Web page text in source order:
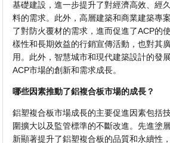
基礎建設，進一步提升了對經濟高效、經
料的需求。此外，高層建築和商業建築專
了對防火覆材的需求，進而促進了ACP的
樣性和長期效益的行銷宣傳活動，也對其
用。此外，智慧城市和現代建築設計的發
ACP市場的創新和需求成長。
哪些因素推動了鋁複合板市場的成長？
鋁塑複合板市場成長的主要促進因素包括
圍擴大以及監管標準的不斷改進。先進塗
新顯著提升了鋁塑複合板的品質和永續性